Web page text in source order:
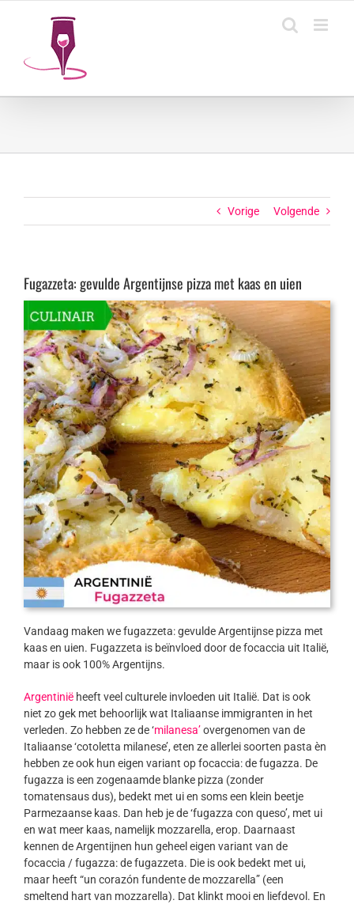
Vorige Volgende
Fugazzeta: gevulde Argentijnse pizza met kaas en uien
Vandaag maken we fugazzeta: gevulde Argentijnse pizza met
kaas en uien. Fugazzeta is beïnvloed door de focaccia uit Italië,
maar is ook 100% Argentijns.
Argentinië heeft veel culturele invloeden uit Italië. Dat is ook
niet zo gek met behoorlijk wat Italiaanse immigranten in het
verleden. Zo hebben ze de ‘milanesa’overgenomen van de
Italiaanse ‘cotoletta milanese’, eten ze allerlei soorten pasta èn
hebben ze ook hun eigen variant op focaccia: de fugazza. De
fugazza is een zogenaamde blanke pizza (zonder
tomatensaus dus), bedekt met ui en soms een klein beetje
Parmezaanse kaas. Dan heb je de ‘fugazza con queso’, met ui
en wat meer kaas, namelijk mozzarella, erop. Daarnaast
kennen de Argentijnen hun geheel eigen variant van de
focaccia / fugazza: de fugazzeta. Die is ook bedekt met ui,
maar heeft “un corazón fundente de mozzarella” (een
smeltend hart van mozzarella). Dat klinkt mooi en liefdevol. En